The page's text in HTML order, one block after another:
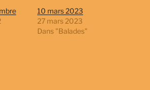
10 mars 2023
27 mars 2023
Dans "Balades"